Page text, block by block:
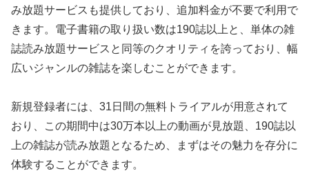
み放題サービスも提供しており、追加料金が不要で利用で
きます。電子書籍の取り扱い数は190誌以上と、単体の雑
誌読み放題サービスと同等のクオリティを誇っており、幅
広いジャンルの雑誌を楽しむことができます。
新規登録者には、31日間の無料トライアルが用意されて
おり、この期間中は30万本以上の動画が見放題、190誌以
上の雑誌が読み放題となるため、まずはその魅力を存分に
体験することができます。